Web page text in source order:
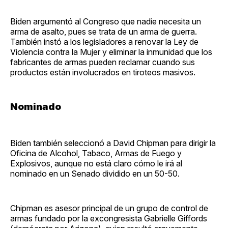
Biden argumentó al Congreso que nadie necesita un
arma de asalto, pues se trata de un arma de guerra.
También instó a los legisladores a renovar la Ley de
Violencia contra la Mujer y eliminar la inmunidad que los
fabricantes de armas pueden reclamar cuando sus
productos están involucrados en tiroteos masivos.
Nominado
Biden también seleccionó a David Chipman para dirigir la
Oficina de Alcohol, Tabaco, Armas de Fuego y
Explosivos, aunque no está claro cómo le irá al
nominado en un Senado dividido en un 50-50.
Chipman es asesor principal de un grupo de control de
armas fundado por la excongresista Gabrielle Giffords